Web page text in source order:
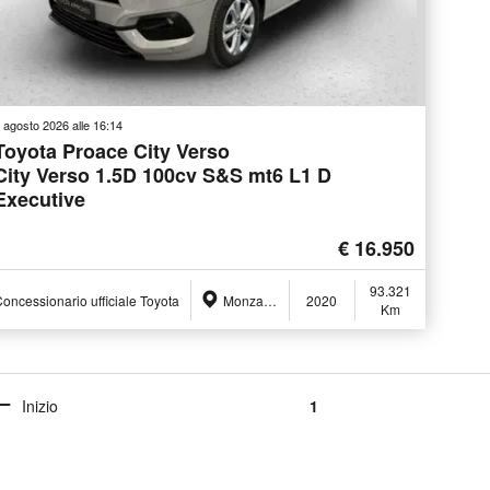
agosto 2026 alle 16:14
Proace City Verso
Verso 1.5D 100cv S&S mt6 L1 D
€ 16.950
ufficiale Toyota Monza (MB) 2020
93.321
Km
Inizio 1